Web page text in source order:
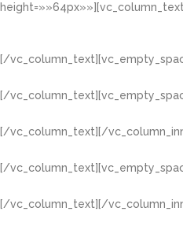
[/
[/
[/vc_column_text][/
[/
[/vc_column_text][/